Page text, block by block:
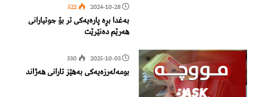
2024-10-28
522
بەغدا بڕە پارەیەکی تر بۆ جوتیارانی
هەرێم دەنێرێت
2025-10-03
330
بومەلەرزەیەکی بەهێز تارانی هەژاند